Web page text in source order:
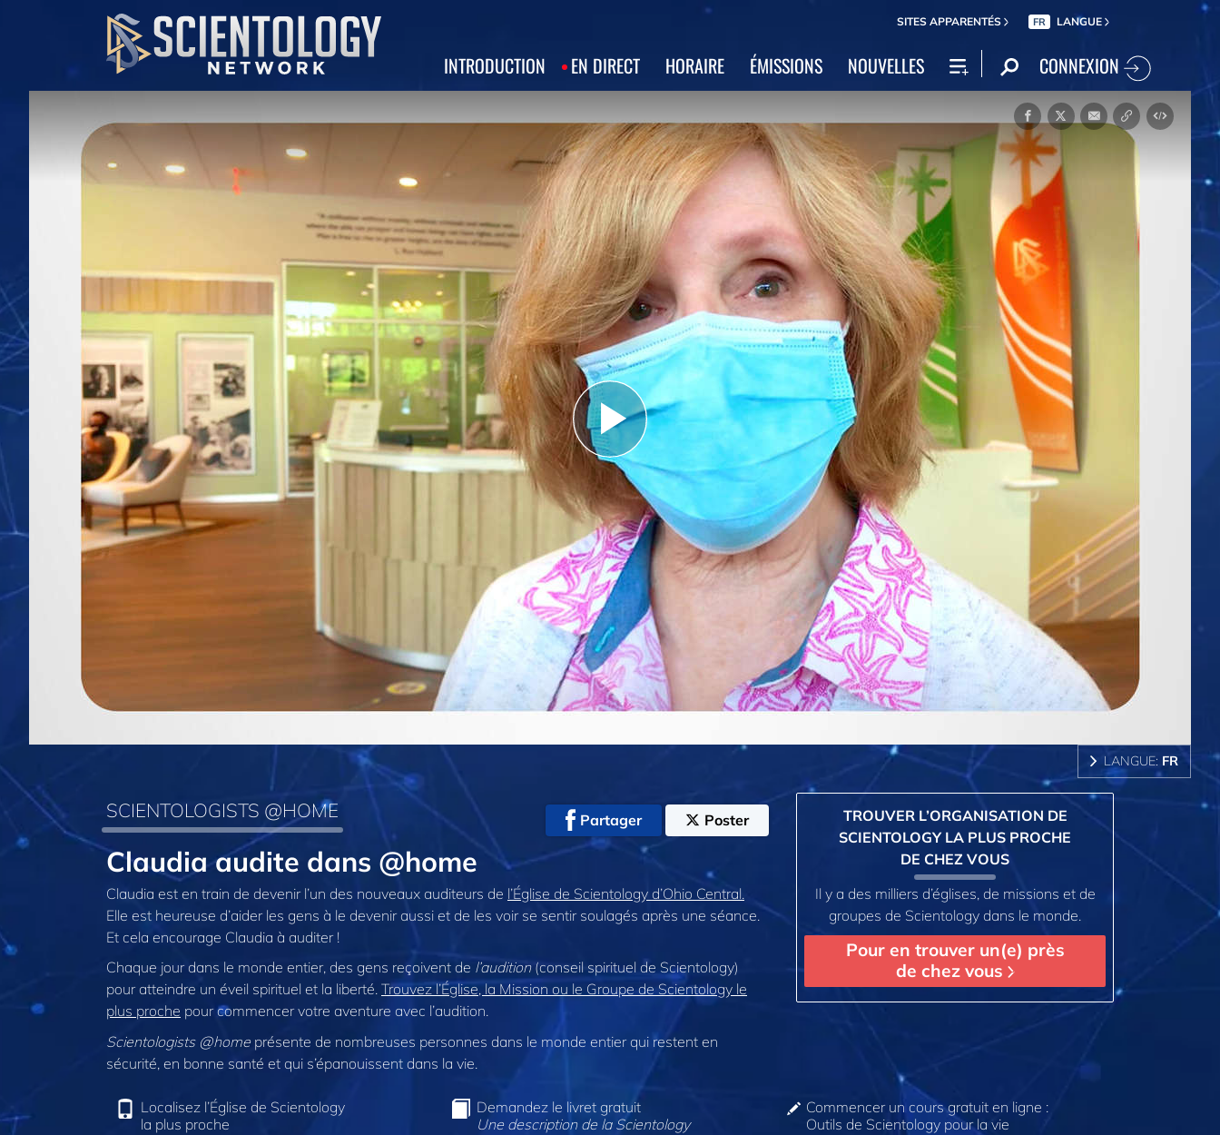
SITES APPARENTÉS FR LANGUE
INTRODUCTION EN DIRECT HORAIRE ÉMISSIONS NOUVELLES CONNEXION
Play
Video
LANGUE: FR
SCIENTOLOGISTS @HOME Partager Poster
Claudia audite dans @home
Claudia est en train de devenir l’un des nouveaux auditeurs de l’Église de Scientology d’Ohio Central.
Elle est heureuse d’aider les gens à le devenir aussi et de les voir se sentir soulagés après une séance.
Et cela encourage Claudia à auditer !
Chaque jour dans le monde entier, des gens reçoivent de l’audition(conseil spirituel de Scientology)
pour atteindre un éveil spirituel et la liberté. Trouvez l’Église, la Mission ou le Groupe de Scientology le
plus proche pour commencer votre aventure avec l’audition.
Scientologists @homeprésente de nombreuses personnes dans le monde entier qui restent en
sécurité, en bonne santé et qui s’épanouissent dans la vie.
TROUVER L’ORGANISATION DE
SCIENTOLOGY LA PLUS PROCHE
DE CHEZ VOUS
Il y a des milliers d’églises, de missions et de
groupes de Scientology dans le monde.
Pour en trouver un(e) près
de chez vous
Localisez l’Église de Scientology
la plus proche
Demandez le livret gratuit
Une description de la Scientology
Commencer un cours gratuit en ligne :
Outils de Scientology pour la vie